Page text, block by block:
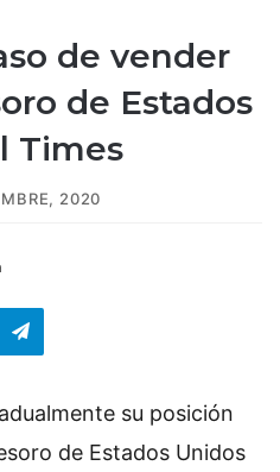
de vender
de Estados
Times
2020
su posición
de Estados Unidos